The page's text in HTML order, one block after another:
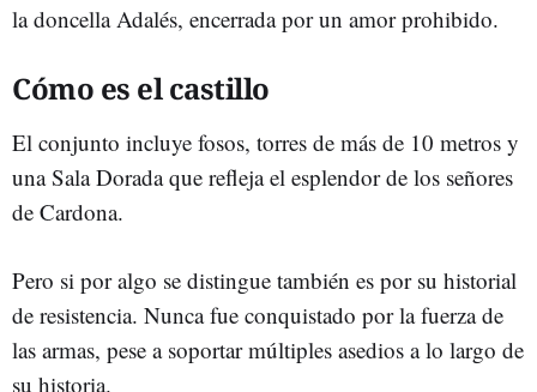
la doncella Adalés, encerrada por un amor prohibido.
Cómo es el castillo
El conjunto incluye fosos, torres de más de 10 metros y
una Sala Dorada que refleja el esplendor de los señores
de Cardona.
Pero si por algo se distingue también es por su historial
de resistencia. Nunca fue conquistado por la fuerza de
las armas, pese a soportar múltiples asedios a lo largo de
su historia.